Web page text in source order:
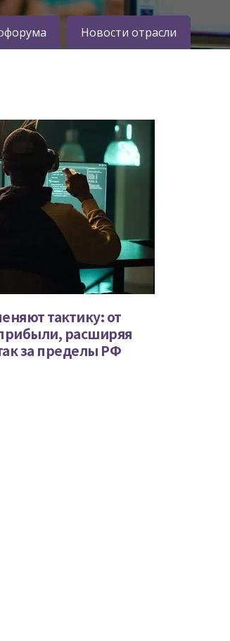
Новости отрасли
тактику: от
расширяя
за пределы РФ